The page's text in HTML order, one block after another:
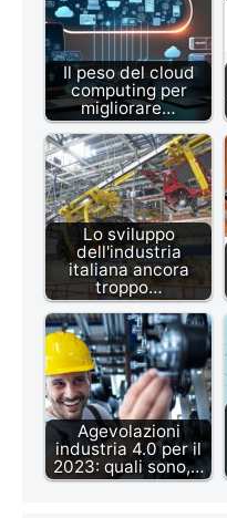
Il peso del cloud
computing per
migliorare…
Lo sviluppo
dell'industria
italiana ancora
troppo…
Agevolazioni
industria 4.0 per il
2023: quali sono,…